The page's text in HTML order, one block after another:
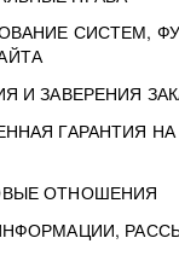
СИСТЕМ,
И ЗАВЕРЕНИЯ
ГАРАНТИЯ
ОТНОШЕНИЯ